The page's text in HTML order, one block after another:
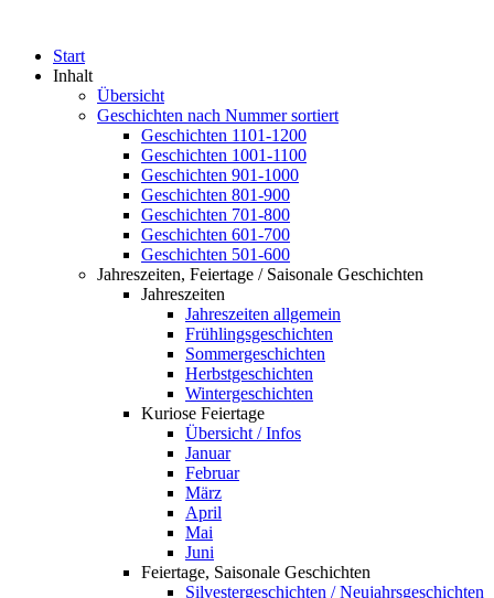
Start
Inhalt
Übersicht
Geschichten nach Nummer sortiert
Geschichten 1101-1200
Geschichten 1001-1100
Geschichten 901-1000
Geschichten 801-900
Geschichten 701-800
Geschichten 601-700
Geschichten 501-600
Jahreszeiten, Feiertage / Saisonale Geschichten
Jahreszeiten
Jahreszeiten allgemein
Frühlingsgeschichten
Sommergeschichten
Herbstgeschichten
Wintergeschichten
Kuriose Feiertage
Übersicht / Infos
Januar
Februar
März
April
Mai
Juni
Feiertage, Saisonale Geschichten
Silvestergeschichten / Neujahrsgeschichten